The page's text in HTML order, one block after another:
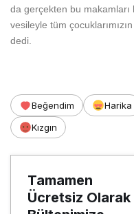
da gerçekten bu
vesileyle tüm
dedi.
Beğendim Harika
Kızgın
Tamamen
Ücretsiz Olarak